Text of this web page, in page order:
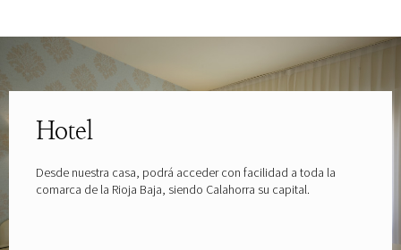
Hotel
Desde nuestra casa, podrá acceder con facilidad a toda la
comarca de la Rioja Baja, siendo Calahorra su capital.